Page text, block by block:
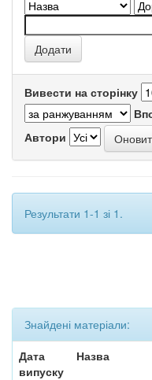
Вивести на сторінку
Автори
Результати 1-1 зі 1.
Знайдені матеріали:
Дата
випуску
Назва